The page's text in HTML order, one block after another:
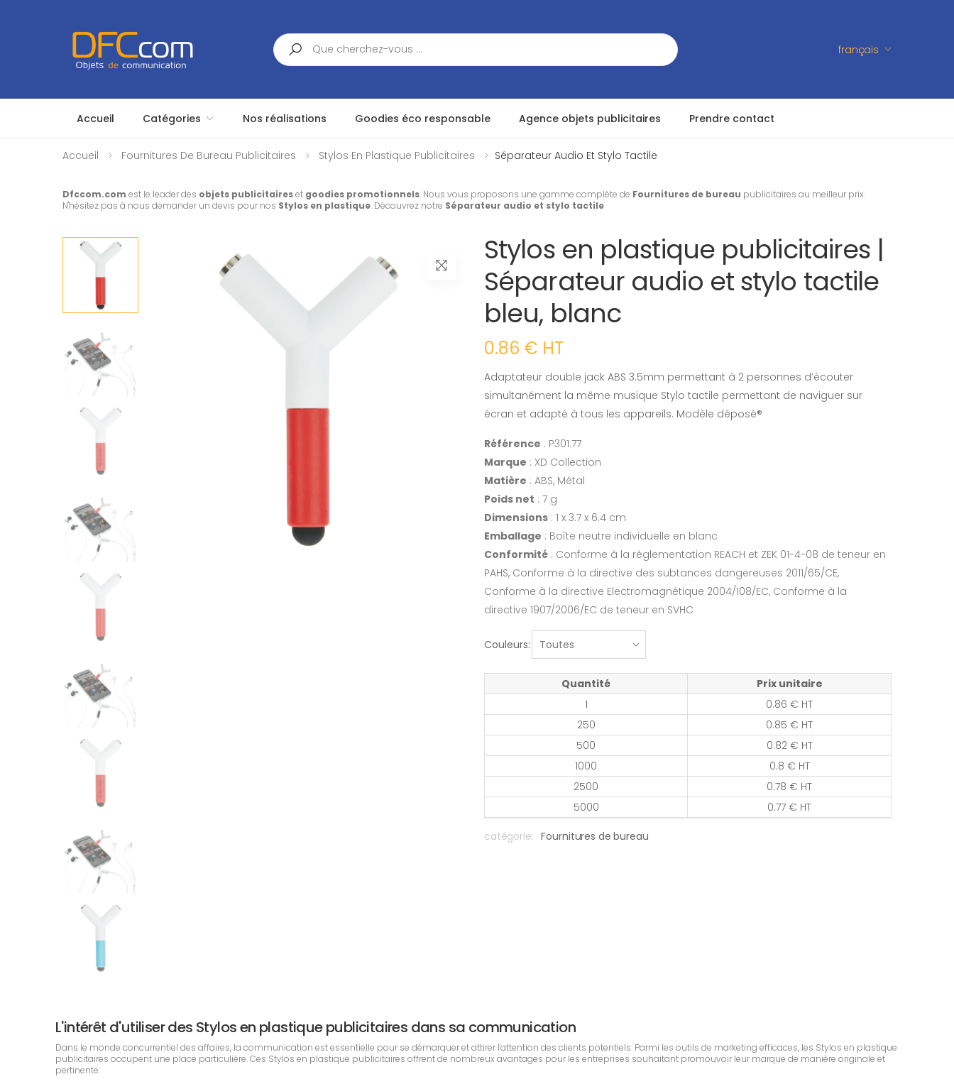
Search
français
Accueil Catégories Nos réalisations Goodies éco responsable Agence objets publicitaires Prendre contact
Accueil Fournitures De Bureau Publicitaires Stylos En Plastique Publicitaires Séparateur Audio Et Stylo Tactile
Dfccom.com est le leader des objets publicitaireset goodies promotionnels. Nous vous proposons une gamme complète de Fournitures de bureau publicitaires au meilleur prix.
N'hésitez pas à nous demander un devis pour nos Stylos en plastique. Découvrez notre Séparateur audio et stylo tactile
Stylos en plastique publicitaires |
Séparateur audio et stylo tactile
bleu, blanc
0.86 € HT
Adaptateur double jack ABS 3.5mm permettant à 2 personnes d’écouter
simultanément la même musique Stylo tactile permettant de naviguer sur
écran et adapté à tous les appareils. Modèle déposé®
Référence : P301.77
Marque : XD Collection
Matière : ABS, Métal
Poids net : 7 g
Dimensions : 1 x 3.7 x 6.4 cm
Emballage : Boîte neutre individuelle en blanc
Conformité : Conforme à la réglementation REACH et ZEK 01-4-08 de teneur en
PAHS, Conforme à la directive des subtances dangereuses 2011/65/CE,
Conforme à la directive Electromagnétique 2004/108/EC, Conforme à la
directive 1907/2006/EC de teneur en SVHC
Couleurs:
Quantité
Prix unitaire
1
0.86 € HT
250
0.85 € HT
500
0.82 € HT
1000
0.8 € HT
2500
0.78 € HT
5000
0.77 € HT
catégorie: Fournitures de bureau
L'intérêt d'utiliser des Stylos en plastique publicitaires dans sa communication
Dans le monde concurrentiel des affaires, la communication est essentielle pour se démarquer et attirer l'attention des clients potentiels. Parmi les outils de marketing efficaces, les Stylos en plastique
publicitaires occupent une place particulière. Ces Stylos en plastique publicitaires offrent de nombreux avantages pour les entreprises souhaitant promouvoir leur marque de manière originale et
pertinente.